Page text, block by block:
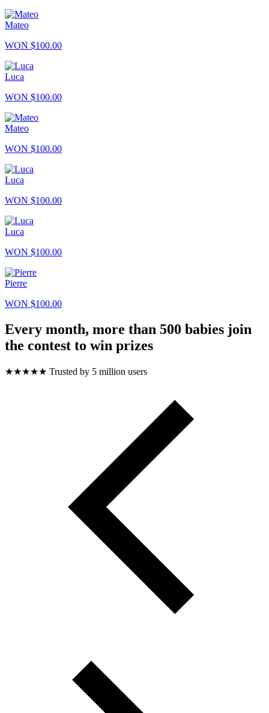
Mateo
WON $100.00
Luca
WON $100.00
Mateo
WON $100.00
Luca
WON $100.00
Luca
WON $100.00
Pierre
WON $100.00
Every month, more than 500 babies join
the contest to win prizes
★★★★★ Trusted by 5 million users